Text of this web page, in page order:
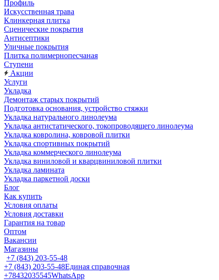
Профиль
Искусственная трава
Клинкерная плитка
Сценические покрытия
Антисептики
Уличные покрытия
Плитка полимернопесчаная
Ступени
Акции
Услуги
Укладка
Демонтаж старых покрытий
Подготовка основания, устройство стяжки
Укладка натурального линолеума
Укладка антистатического, токопроводящего линолеума
Укладка ковролина, ковровой плитки
Укладка спортивных покрытий
Укладка коммерческого линолеума
Укладка виниловой и кварцвиниловой плитки
Укладка ламината
Укладка паркетной доски
Блог
Как купить
Условия оплаты
Условия доставки
Гарантия на товар
Оптом
Вакансии
Магазины
+7 (843) 203-55-48
+7 (843) 203-55-48Единая справочная
+78432035545WhatsApp